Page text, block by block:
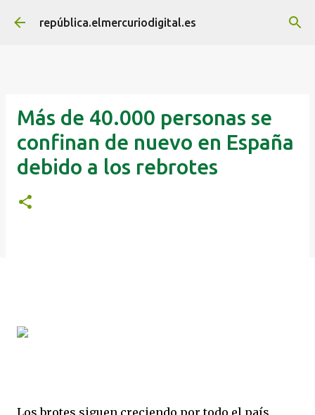
Ir al contenido principal
república.elmercuriodigital.es
Más de 40.000 personas se
confinan de nuevo en España
debido a los rebrotes
Los brotes siguen creciendo por todo el país